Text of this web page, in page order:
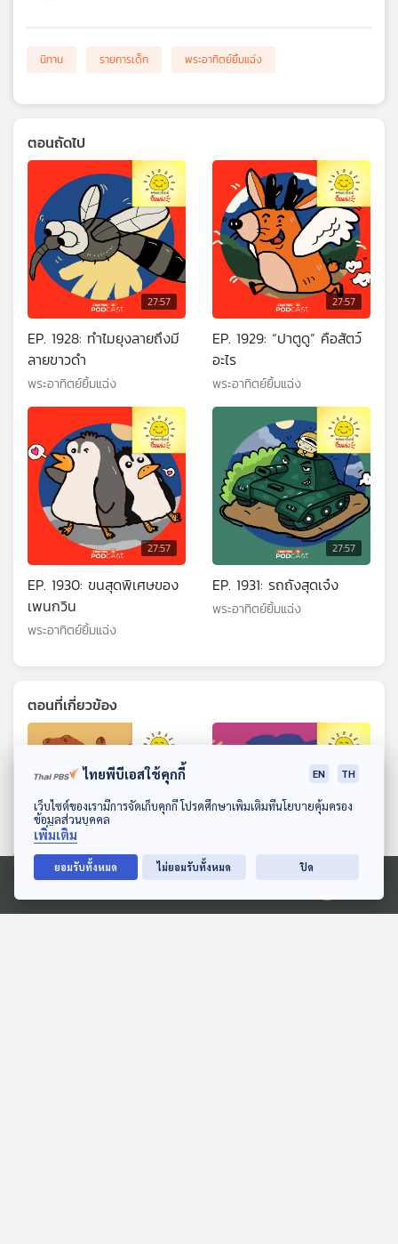
ดาวน์โหลด Thai PBS Podcast Application
Ⓒ 2020 องค์การกระจายเสียงและแพร่ภาพสาธารณะแห่งประเทศไทย
นิทาน รายการเด็ก พระอาทิตย์ยิ้มแฉ่ง
ตอนถัดไป
27:57
EP. 1928: ทำไมยุงลายถึงมี
ลายขาวดำ
พระอาทิตย์ยิ้มแฉ่ง
27:57
EP. 1929: “ปาตูดู” คือสัตว์
อะไร
พระอาทิตย์ยิ้มแฉ่ง
27:57
EP. 1930: ขนสุดพิเศษของ
เพนกวิน
พระอาทิตย์ยิ้มแฉ่ง
27:57
EP. 1931: รถถังสุดเจ๋ง
พระอาทิตย์ยิ้มแฉ่ง
ตอนที่เกี่ยวข้อง
27:57
EP. 1993: ทำไมฮิปโปชอบ
EP. 1986: แครอท
ไทยพีบีเอสใช้คุกกี้ EN TH
เว็บไซต์ของเรามีการจัดเก็บคุกกี้ โปรดศึกษาเพิ่มเติมที่นโยบายคุ้มครอง
ข้อมูลส่วนบุคคล
เพิ่มเติม
ยอมรับทั้งหมด ไม่ยอมรับทั้งหมด ปิด